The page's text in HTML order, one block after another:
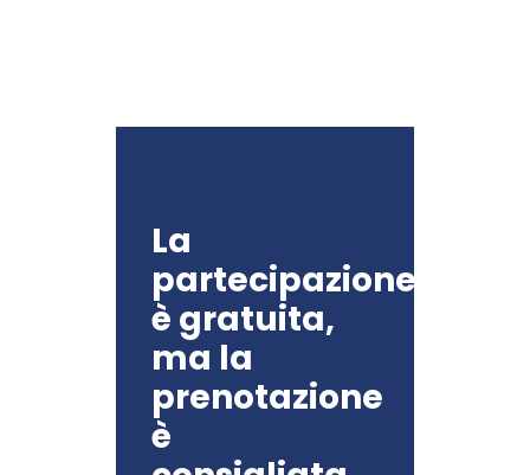
La
partecipazione
è gratuita,
ma la
prenotazione
è